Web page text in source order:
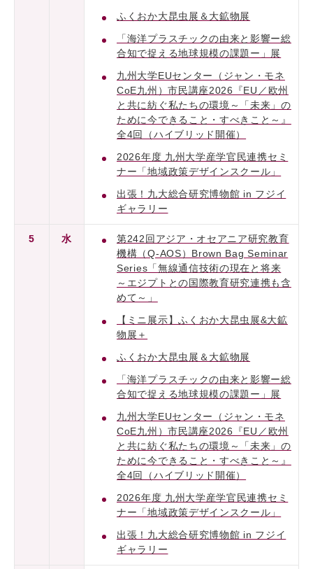
ふくおか大昆虫展＆大鉱物展
「海洋プラスチックの由来と影響ー総
合知で捉える地球規模の課題ー」展
九州大学EUセンター（ジャン・モネ
CoE九州）市民講座2026『EU／欧州
と共に紡ぐ私たちの環境～「未来」の
ために今できること・すべきこと～』
全4回（ハイブリッド開催）
2026年度 九州大学産学官民連携セミ
ナー「地域政策デザインスクール」
出張！九大総合研究博物館 in フジイ
ギャラリー
5 水
第242回アジア・オセアニア研究教育
機構（Q-AOS）Brown Bag Seminar
Series「無線通信技術の現在と将来
～エジプトとの国際教育研究連携も含
めて～」
【ミニ展示】ふくおか大昆虫展&大鉱
物展＋
ふくおか大昆虫展＆大鉱物展
「海洋プラスチックの由来と影響ー総
合知で捉える地球規模の課題ー」展
九州大学EUセンター（ジャン・モネ
CoE九州）市民講座2026『EU／欧州
と共に紡ぐ私たちの環境～「未来」の
ために今できること・すべきこと～』
全4回（ハイブリッド開催）
2026年度 九州大学産学官民連携セミ
ナー「地域政策デザインスクール」
出張！九大総合研究博物館 in フジイ
ギャラリー